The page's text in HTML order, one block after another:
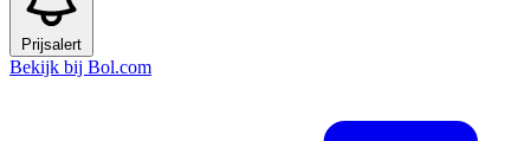
Prijsalert
Bekijk bij Bol.com